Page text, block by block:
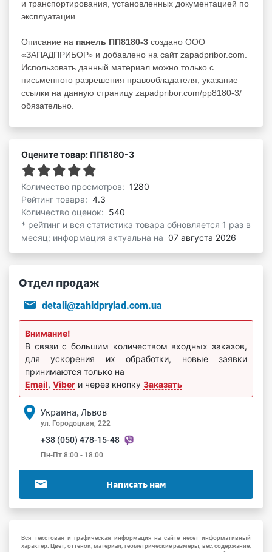
и транспортирования, установленных документацией по
эксплуатации.
Описание на панель ПП8180-3 создано ООО
«ЗАПАДПРИБОР» и добавлено на сайт zapadpribor.com.
Использовать данный материал можно только с
письменного разрешения правообладателя; указание
ссылки на данную страницу zapadpribor.com/pp8180-3/
обязательно.
Оцените товар: ПП8180-3
Количество просмотров: 1280
Рейтинг товара: 4.3
Количество оценок: 540
* рейтинг и вся статистика товара обновляется 1 раз в
месяц; информация актуальна на 07 августа 2026
Отдел продаж
detali@zahidprylad.com.ua
Внимание!
В связи с большим количеством входных заказов,
для ускорения их обработки, новые заявки
принимаются только на
Email, Viber и через кнопку Заказать
Украина, Львов
ул. Городоцкая, 222
+38 (050) 478-15-48
Пн-Пт 8:00 - 18:00
Написать нам
Вся текстовая и графическая информация на сайте несет информативный
характер. Цвет, оттенок, материал, геометрические размеры, вес, содержание,